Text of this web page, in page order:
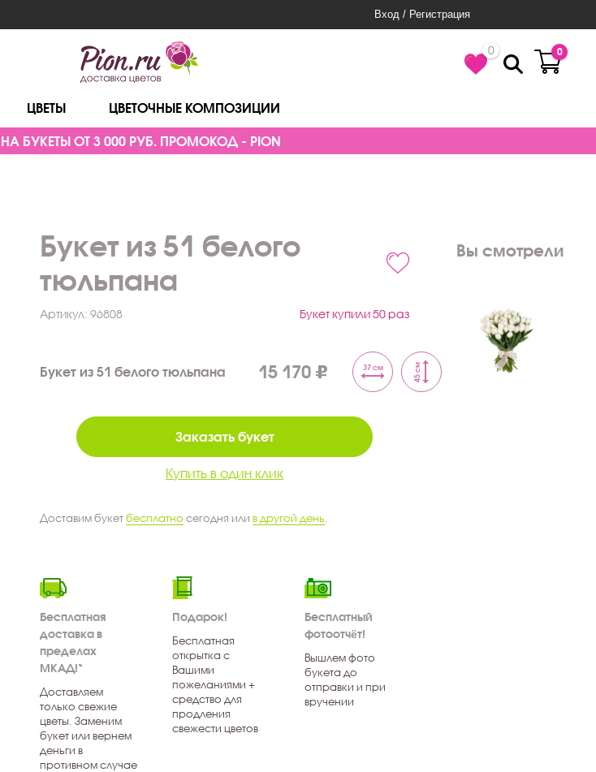
Вход / Регистрация
0 0
ЦВЕТЫ ЦВЕТОЧНЫЕ КОМПОЗИЦИИ
БУКЕТЫ ОТ 3 000 РУБ. ПРОМОКОД - PION
Букет из 51 белого
тюльпана
Артикул: 96808 Букет купили 50 раз
Букет из 51 белого тюльпана 15 170 37 см 45 см
Заказать букет
Купить в один клик
Доставим букетбесплатно сегодня или в другой день
Бесплатная
доставка в
пределах
МКАД!*
Доставляем
только свежие
цветы. Заменим
букет или вернем
деньги в
противном случае
Подарок!
Бесплатная
открытка с
Вашими
пожеланиями +
средство для
продления
свежести цветов
Бесплатный
фотоотчёт!
Вышлем фото
букета до
отправки и при
вручении
Вы смотрели